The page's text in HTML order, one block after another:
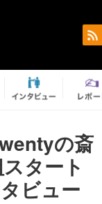
の斎
タート
ビュー